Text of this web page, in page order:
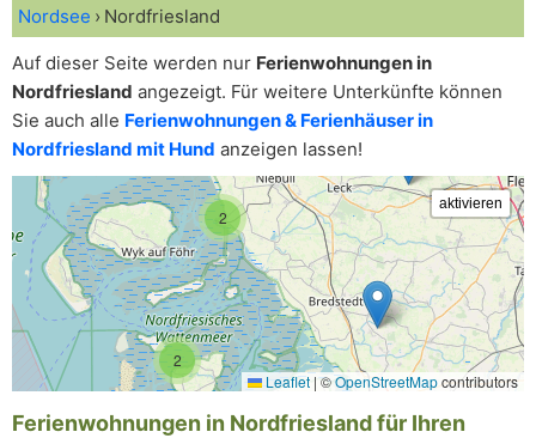
Nordsee
Nordfriesland
Auf dieser Seite werden nur Ferienwohnungen in
Nordfriesland angezeigt. Für weitere Unterkünfte können
Sie auch alle Ferienwohnungen & Ferienhäuser in
Nordfriesland mit Hund anzeigen lassen!
2
2
Leaflet |©OpenStreetMapcontributors
Ferienwohnungen in Nordfriesland für Ihren